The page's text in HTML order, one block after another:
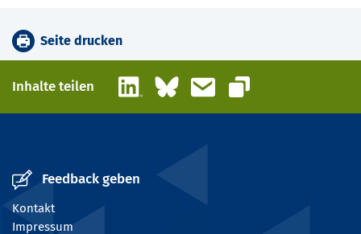
Seite drucken
Inhalte teilen LinkedInBlueskyE-Mail
Link kopieren
Feedback geben
Kontakt
Impressum